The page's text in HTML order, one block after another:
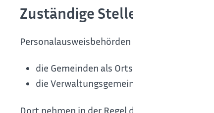
Zuständige Stelle
Personalausweisbehörden in Baden-
die Gemeinden als Ortspolizeibehörden
die Verwaltungsgemeinschaften,
Dort nehmen in der Regel die Bürgerbüros